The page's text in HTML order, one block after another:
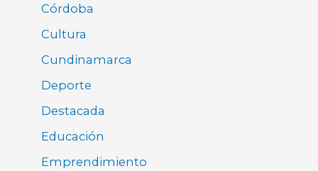
Córdoba
Cultura
Cundinamarca
Deporte
Destacada
Educación
Emprendimiento